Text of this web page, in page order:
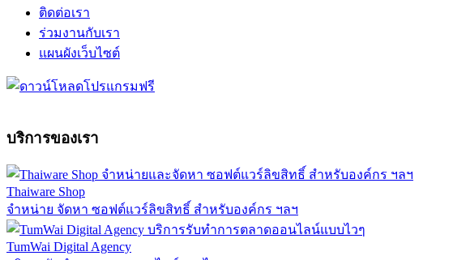
ติดต่อเรา
ร่วมงานกับเรา
แผนผังเว็บไซต์
บริการของเรา
Thaiware Shop
จำหน่าย จัดหา ซอฟต์แวร์ลิขสิทธิ์ สำหรับองค์กร ฯลฯ
TumWai Digital Agency